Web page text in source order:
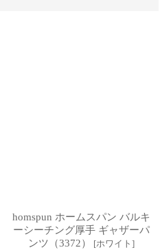
homspun ホームスパン バルキ
ーシーチング厚手 ギャザーパ
ンツ（3372）
[ホワイト ]